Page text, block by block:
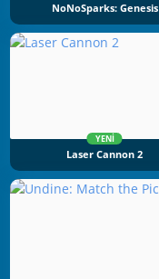
NoNoSparks: Genesis
YENI
Laser Cannon 2